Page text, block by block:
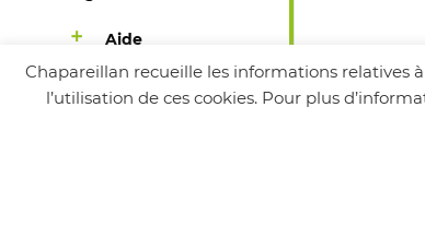
Aide
départementale à
logement
Chapareillan recueille les informations relatives
l’utilisation de ces cookies. Pour plus